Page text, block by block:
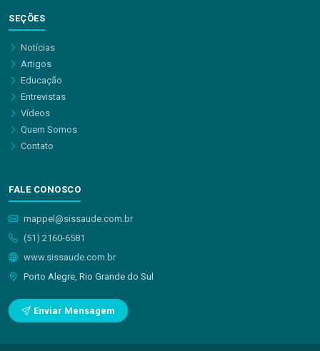
SEÇÕES
Notícias
Artigos
Educação
Entrevistas
Vídeos
Quem Somos
Contato
FALE CONOSCO
mappel@sissaude.com.br
(51) 2160-6581
www.sissaude.com.br
Porto Alegre, Rio Grande do Sul
Enviar Mensagem